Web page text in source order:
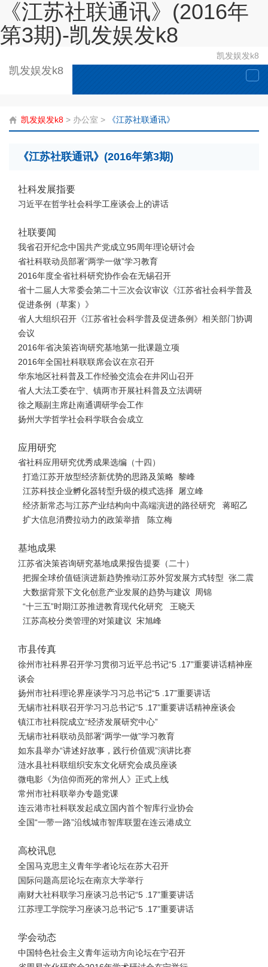
《江苏社联通讯》(2016年
第3期)-凯发娱发k8
凯发娱发k8
凯发娱发k8
凯发娱发k8 > 办公室 > 《江苏社联通讯》
《江苏社联通讯》(2016年第3期)
社科发展指要
习近平在哲学社会科学工座谈会上的讲话
社联要闻
我省召开纪念中国共产党成立95周年理论研讨会
省社科联动员部署“两学一做”学习教育
2016年度全省社科研究协作会在无锡召开
省十二届人大常委会第二十三次会议审议《江苏省社会科学普及
促进条例（草案）》
省人大组织召开《江苏省社会科学普及促进条例》相关部门协调
会议
2016年省决策咨询研究基地第一批课题立项
2016年全国社科联联席会议在京召开
华东地区社科普及工作经验交流会在井冈山召开
省人大法工委在宁、镇两市开展社科普及立法调研
徐之顺副主席赴南通调研学会工作
扬州大学哲学社会科学联合会成立
应用研究
省社科应用研究优秀成果选编（十四）
打造江苏开放型经济新优势的思路及策略 黎峰
江苏科技企业孵化器转型升级的模式选择 屠立峰
经济新常态与江苏产业结构向中高端演进的路径研究 蒋昭乙
扩大信息消费拉动力的政策举措 陈立梅
基地成果
江苏省决策咨询研究基地成果报告提要（二十）
把握全球价值链演进新趋势推动江苏外贸发展方式转型 张二震
大数据背景下文化创意产业发展的趋势与建议 周锦
“十三五”时期江苏推进教育现代化研究 王晓天
江苏高校分类管理的对策建议 宋旭峰
市县传真
徐州市社科界召开学习贯彻习近平总书记“5 .17”重要讲话精神座
谈会
扬州市社科理论界座谈学习习总书记“5 .17”重要讲话
无锡市社科联召开学习习总书记“5 .17”重要讲话精神座谈会
镇江市社科院成立“经济发展研究中心”
无锡市社科联动员部署“两学一做”学习教育
如东县举办“讲述好故事，践行价值观”演讲比赛
涟水县社科联组织安东文化研究会成员座谈
微电影《为信仰而死的常州人》正式上线
常州市社科联举办专题党课
连云港市社科联发起成立国内首个智库行业协会
全国“一带一路”沿线城市智库联盟在连云港成立
高校讯息
全国马克思主义青年学者论坛在苏大召开
国际问题高层论坛在南京大学举行
南财大社科联学习座谈习总书记“5 .17”重要讲话
江苏理工学院学习座谈习总书记“5 .17”重要讲话
学会动态
中国特色社会主义青年运动方向论坛在宁召开